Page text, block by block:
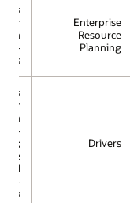
Enterprise
Resource
Planning
for
-
Drivers
for
-
AI
-